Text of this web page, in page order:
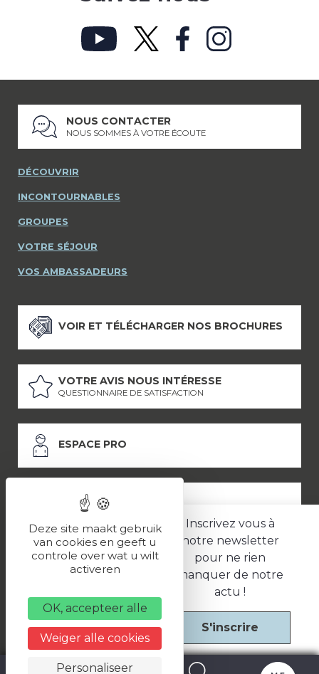
Inscrivez vous à
notre newsletter
pour ne rien
manquer de notre
actu !
S'inscrire
NOUS CONTACTER
NOUS SOMMES À VOTRE ÉCOUTE
DÉCOUVRIR
INCONTOURNABLES
GROUPES
VOTRE SÉJOUR
VOS AMBASSADEURS
VOIR ET TÉLÉCHARGER NOS BROCHURES
VOTRE AVIS NOUS INTÉRESSE
QUESTIONNAIRE DE SATISFACTION
ESPACE PRO
ESPACE PRESSE
LES PARTENAIRES
Politique de confidentialité
Une réalisation
Deze site maakt gebruik
van cookies en geeft u
controle over wat u wilt
activeren
OK, accepteer alle
Weiger alle cookies
Personaliseer